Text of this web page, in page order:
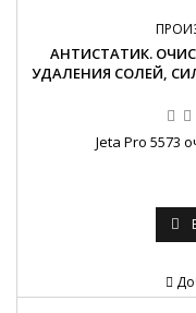
АНТИСТАТИК.
УДАЛЕНИЯ СОЛЕЙ,
Jeta Pro 5573